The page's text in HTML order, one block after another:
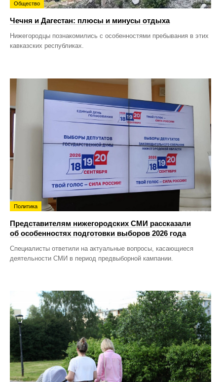
Общество
Чечня и Дагестан: плюсы и минусы отдыха
Нижегородцы познакомились с особенностями пребывания в этих
кавказских республиках.
Политика
Представителям нижегородских СМИ рассказали
об особенностях подготовки выборов 2026 года
Специалисты ответили на актуальные вопросы, касающиеся
деятельности СМИ в период предвыборной кампании.